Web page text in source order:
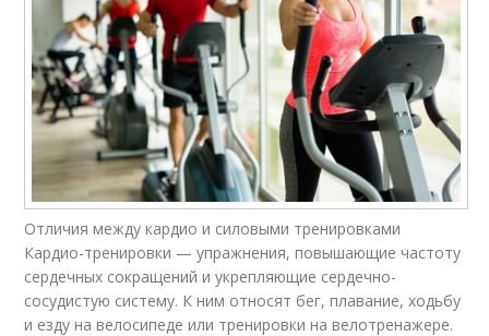
Отличия между кардио и силовыми тренировками
Кардио-тренировки — упражнения, повышающие частоту
сердечных сокращений и укрепляющие сердечно-
сосудистую систему. К ним относят бег, плавание, ходьбу
и езду на велосипеде или тренировки на велотренажере.